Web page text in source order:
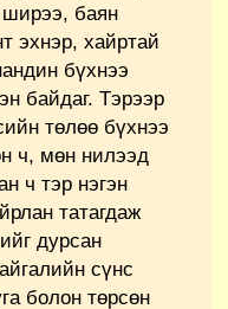
баян
эхнэр, хайртай
бүхнээ
байдаг. Тэрээр
төлөө бүхнээ
ч, мөн нилээд
ч тэр нэгэн
татагдаж
дурсан
сүнс
болон төрсөн